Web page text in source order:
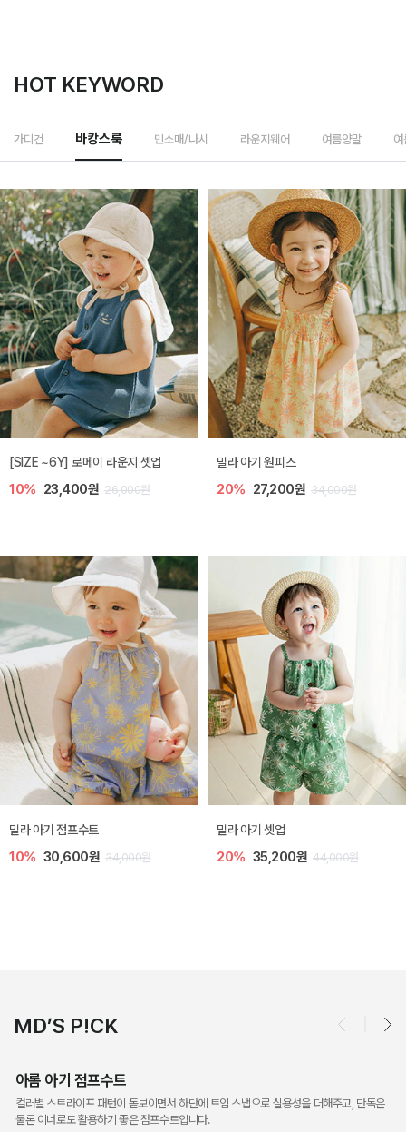
HOT KEYWORD
가디건 바캉스룩 민소매/나시 라운지웨어 여름양말
엘리오 아기 블라우스
20% 21,600원 27,000원
엘로디 니트 아기 뷔스티에
20% 21,600원 27,000원
토닉 아기 민소매 티셔츠
20% 11,200원 14,000원
베티 니트 아기 민소매 티셔츠
10% 24,300원 27,000원
MD’S P!CK
아롬 아기 점프수트
컬러별 스트라이프 패턴이 돋보이면서 하단에 트임 스냅으로 실용성을 더해주고, 단독은
물론 이너로도 활용하기 좋은 점프수트입니다.